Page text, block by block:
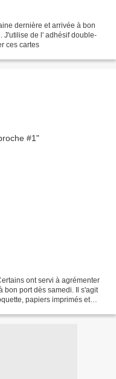
dernière et arrivée à bon
J'utilise de l' adhésif double-
ces cartes
ont servi à agrémenter
bon port dès samedi. Il s'agit
papiers imprimés et